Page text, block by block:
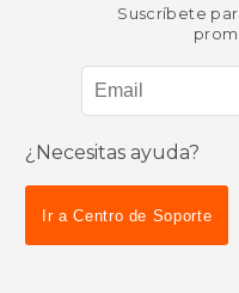
dcto. $
Suscríbete
¿Necesitas ayuda?
Ir a Centro de Soporte